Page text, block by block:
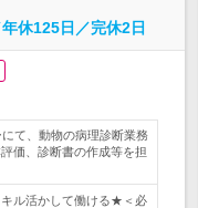
休125日／完休2日
て、動物の病理診断業務
価、診断書の作成等を担
ル活かして働ける★＜必